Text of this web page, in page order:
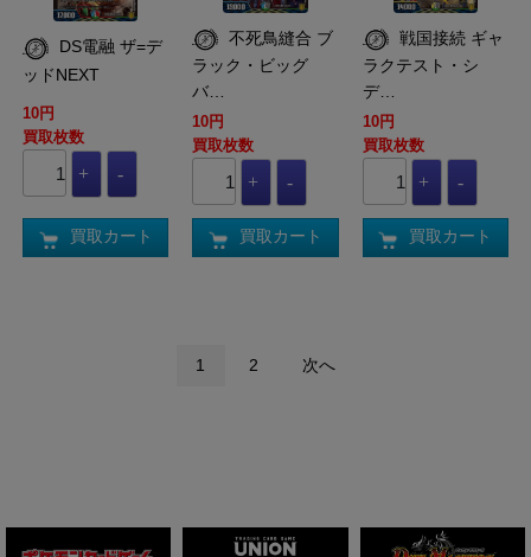
ッドNEXT
10円
買取枚数
買取カート
不死鳥縫合 ブ
ラック・ビッグ
バ…
10円
買取枚数
買取カート
ラクテスト・シ
デ…
10円
買取枚数
買取カート
1 2 次へ